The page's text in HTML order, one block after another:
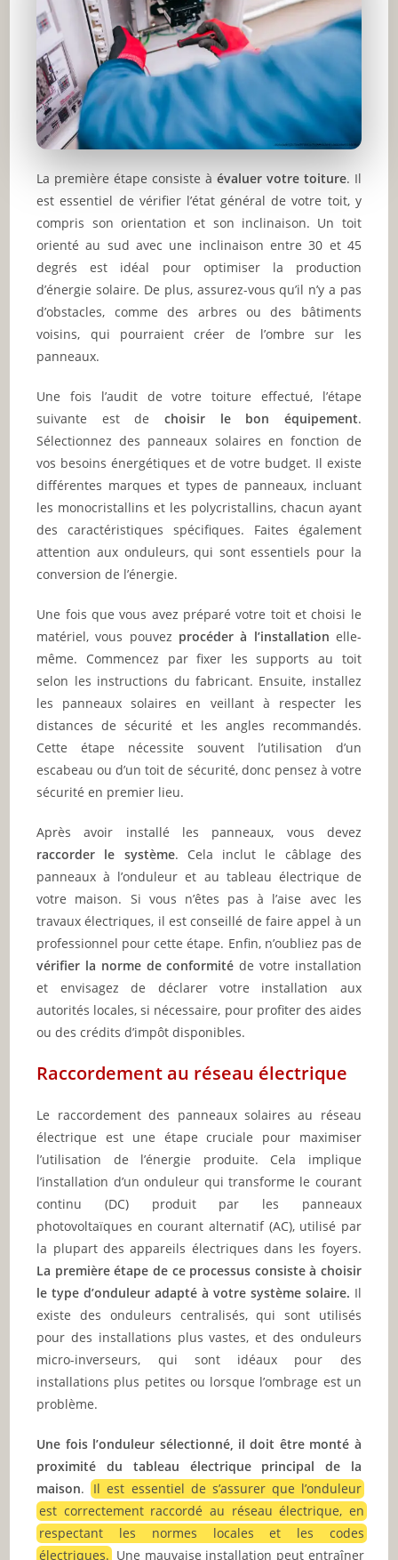
La première étape consiste à évaluer votre toiture. Il
est essentiel de vérifier l’état général de votre toit, y
compris son orientation et son inclinaison. Un toit
orienté au sud avec une inclinaison entre 30 et 45
degrés est idéal pour optimiser la production
d’énergie solaire. De plus, assurez-vous qu’il n’y a pas
d’obstacles, comme des arbres ou des bâtiments
voisins, qui pourraient créer de l’ombre sur les
panneaux.
Une fois l’audit de votre toiture effectué, l’étape
suivante est de choisir le bon équipement.
Sélectionnez des panneaux solaires en fonction de
vos besoins énergétiques et de votre budget. Il existe
différentes marques et types de panneaux, incluant
les monocristallins et les polycristallins, chacun ayant
des caractéristiques spécifiques. Faites également
attention aux onduleurs, qui sont essentiels pour la
conversion de l’énergie.
Une fois que vous avez préparé votre toit et choisi le
matériel, vous pouvez procéder à l’installation elle-
même. Commencez par fixer les supports au toit
selon les instructions du fabricant. Ensuite, installez
les panneaux solaires en veillant à respecter les
distances de sécurité et les angles recommandés.
Cette étape nécessite souvent l’utilisation d’un
escabeau ou d’un toit de sécurité, donc pensez à votre
sécurité en premier lieu.
Après avoir installé les panneaux, vous devez
raccorder le système. Cela inclut le câblage des
panneaux à l’onduleur et au tableau électrique de
votre maison. Si vous n’êtes pas à l’aise avec les
travaux électriques, il est conseillé de faire appel à un
professionnel pour cette étape. Enfin, n’oubliez pas de
vérifier la norme de conformité de votre installation
et envisagez de déclarer votre installation aux
autorités locales, si nécessaire, pour profiter des aides
ou des crédits d’impôt disponibles.
Raccordement au réseau électrique
Le raccordement des panneaux solaires au réseau
électrique est une étape cruciale pour maximiser
l’utilisation de l’énergie produite. Cela implique
l’installation d’un onduleur qui transforme le courant
continu (DC) produit par les panneaux
photovoltaïques en courant alternatif (AC), utilisé par
la plupart des appareils électriques dans les foyers.
La première étape de ce processus consiste à choisir
le type d’onduleur adapté à votre système solaire. Il
existe des onduleurs centralisés, qui sont utilisés
pour des installations plus vastes, et des onduleurs
micro-inverseurs, qui sont idéaux pour des
installations plus petites ou lorsque l’ombrage est un
problème.
Une fois l’onduleur sélectionné, il doit être monté à
proximité du tableau électrique principal de la
maison.Il est essentiel de s’assurer que l’onduleur
est correctement raccordé au réseau électrique, en
respectant les normes locales et les codes
électriques. Une mauvaise installation peut entraîner